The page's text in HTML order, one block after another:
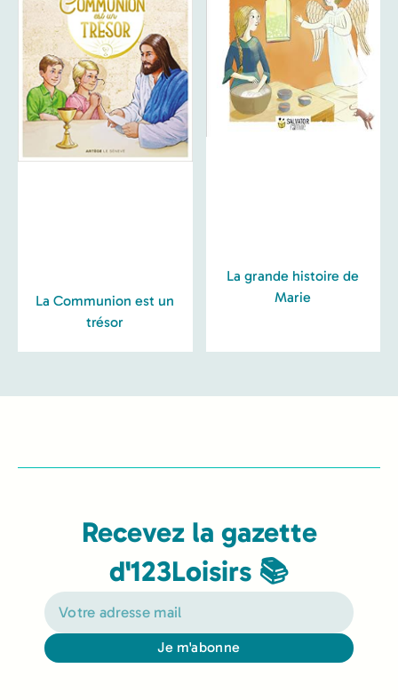
La Communion est un
trésor
La grande histoire de
Marie
Recevez la gazette
d'123Loisirs 📚
Je m'abonne